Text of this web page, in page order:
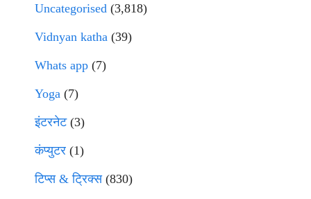
Uncategorised (3,818)
Vidnyan katha (39)
Whats app (7)
Yoga (7)
इंटरनेट(3)
कंप्युटर (1)
टिप्स & ट्रिक्स(830)